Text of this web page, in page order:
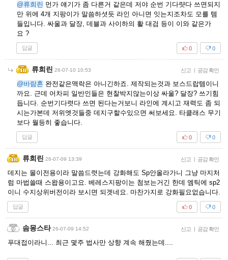
@류희린 먼가 얘기가 좀 다른거 같은데 저야 순번 기다럇다 쓰면되지
만 위에 4개 지팡이가 말씀하셧듯 라인 아니면 잇는지조차도 모를 템
들입니다. 싸울과 달장, 데블과 사이하의 활 대검 등이 이와 같은가
요 ?
답글 0
0
류희린 26-07-10 10:53 신고 | 공감 확인
@바람혼 완전같은맥락은 아니긴하죠. 제작되는것과 보스드랍템이니
까요. 근데 어차피 일반인들은 현찰박지않는이상 싸울? 달장? 쓰기힘
듭니다. 순번기다렷다 쓰면 된다는거보니 라인에 계시고 재력도 좀 되
시는가본데 저위엣것들중 데지구할수있으면 써보세요. 타클래스 무기
보다 월등히 좋습니다.
답글 0
0
류희린 26-07-09 13:39 신고 | 공감 확인
데지는 몰이전용이라 말씀드렷는데 강화해도 Sp안올라가니 그냥 마지처
럼 마법쓸때 스왑용이고요. 베레스지팡이는 첨보는거긴 한데 엠틱에 sp2
이니 수지상위버전이라 보시면 되겟네요. 마찬가지로 강화필요없습니다.
답글 0
0
솜몽스타 26-07-09 14:52 신고 | 공감 확인
푸대접이라니... 최근 몇주 법사만 상향 계속 해줬는데....